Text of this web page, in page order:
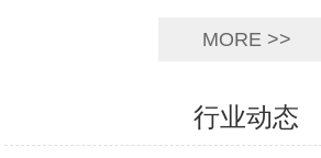
MORE >>
行业动态